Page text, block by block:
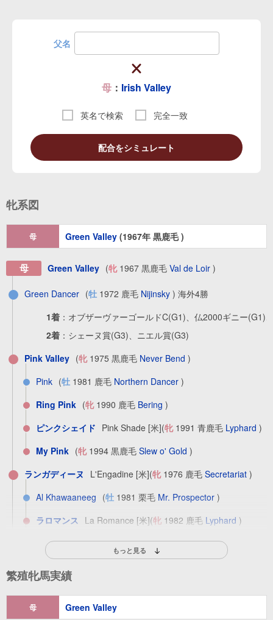
父名
母 ： Irish Valley
英名で検索 完全一致
配合をシミュレート
牝系図
母 Green Valley (1967年 黒鹿毛 )
母 Green Valley (牝1967 黒鹿毛 Val de Loir )
Green Dancer (牡 1972 鹿毛 Nijinsky ) 海外4勝
1着 ： オブザーヴァーゴールドC(G1)、仏2000ギニー(G1)
2着 ： シェーヌ賞(G3)、ニエル賞(G3)
Pink Valley (牝1975 黒鹿毛 Never Bend )
Pink (牡 1981 鹿毛 Northern Dancer )
Ring Pink (牝1990 鹿毛 Bering )
ピンクシェイド Pink Shade [米](牝1991 青鹿毛 Lyphard )
My Pink (牝1994 黒鹿毛 Slew o' Gold )
ランガディーヌ
L'Engadine [米](牝1976 鹿毛 Secretariat )
Al Khawaaneeg (牡 1981 栗毛 Mr. Prospector )
ラロマンス La Romance [米](牝 1982 鹿毛 Lyphard )
ロンドン London [米](牝1986 鹿毛Lyphard)
グリーンアロー (牡1992 栗毛
もっと見る
繁殖牝馬実績
母 Green Valley